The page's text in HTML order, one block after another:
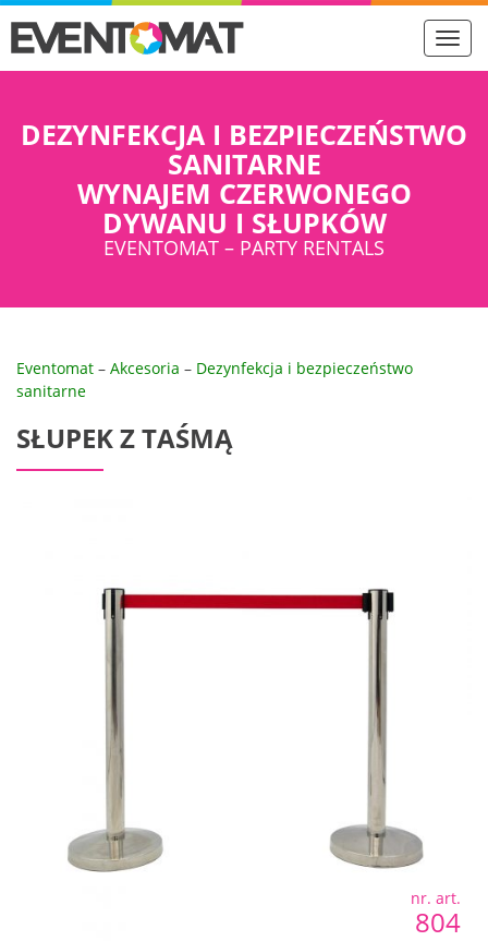
DEZYNFEKCJA I BEZPIECZEŃSTWO
SANITARNE
WYNAJEM CZERWONEGO
DYWANU I SŁUPKÓW
EVENTOMAT – PARTY RENTALS
Eventomat – Akcesoria – Dezynfekcja i bezpieczeństwo
sanitarne
SŁUPEK Z TAŚMĄ
nr. art.
804